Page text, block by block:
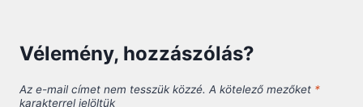
Vélemény, hozzászólás?
Az e-mail címet nem tesszük közzé. A kötelező mezőket *
karakterrel jelöltük